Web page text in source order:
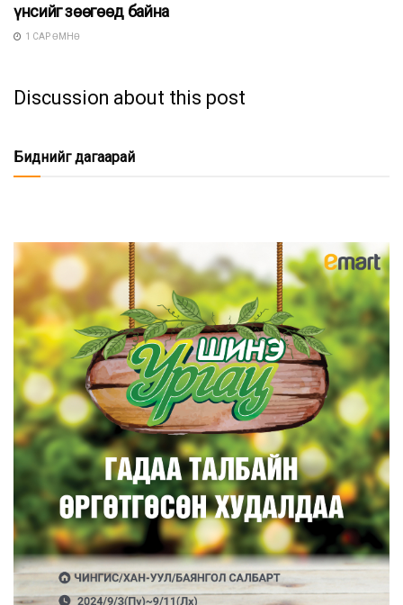
үнсийг зөөгөөд байна
1 САР ӨМНӨ
Discussion about this post
Биднийг дагаарай